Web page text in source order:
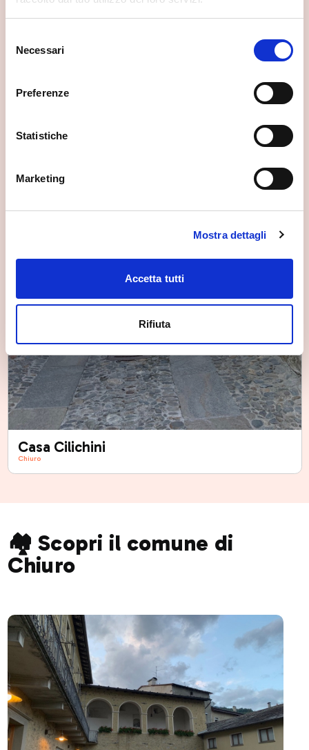
delNecessari
Preferenze
Statistiche
Marketing
Mostra dettagli
Accetta tutti
Rifiuta
Casa Cilichini
Chiuro
🏘️ Scopri il comune di
Chiuro